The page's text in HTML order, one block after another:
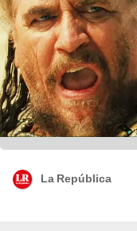
La República